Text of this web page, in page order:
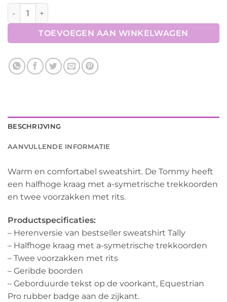
Sweater Tommy aantal
TOEVOEGEN AAN WINKELWAGEN
BESCHRIJVING
AANVULLENDE INFORMATIE
Warm en comfortabel sweatshirt. De Tommy heeft
een halfhoge kraag met a-symetrische trekkoorden
en twee voorzakken met rits.
Productspecificaties:
– Herenversie van bestseller sweatshirt Tally
– Halfhoge kraag met a-symetrische trekkoorden
– Twee voorzakken met rits
– Geribde boorden
– Geborduurde tekst op de voorkant, Equestrian
Pro rubber badge aan de zijkant.